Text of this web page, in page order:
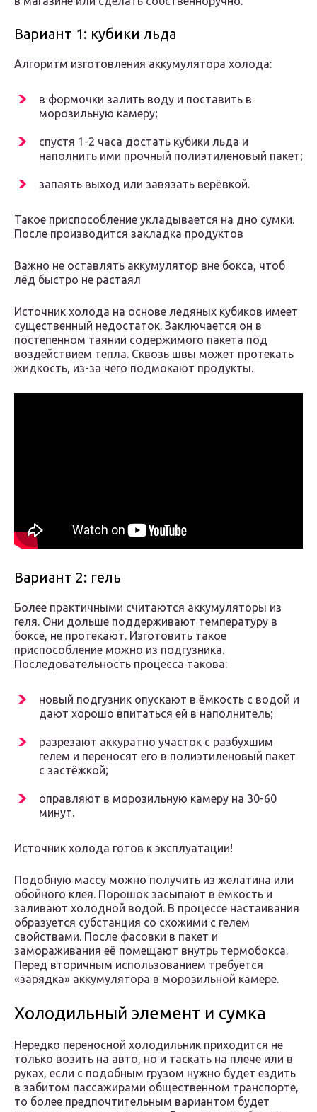
Вариант 1: кубики льда
Алгоритм изготовления аккумулятора холода:
в формочки залить воду и поставить в
морозильную камеру;
спустя 1-2 часа достать кубики льда и
наполнить ими прочный полиэтиленовый пакет;
запаять выход или завязать верёвкой.
Такое приспособление укладывается на дно сумки.
После производится закладка продуктов
Важно не оставлять аккумулятор вне бокса, чтоб
лёд быстро не растаял
Источник холода на основе ледяных кубиков имеет
существенный недостаток. Заключается он в
постепенном таянии содержимого пакета под
воздействием тепла. Сквозь швы может протекать
жидкость, из-за чего подмокают продукты.
Вариант 2: гель
Более практичными считаются аккумуляторы из
геля. Они дольше поддерживают температуру в
боксе, не протекают. Изготовить такое
приспособление можно из подгузника.
Последовательность процесса такова:
новый подгузник опускают в ёмкость с водой и
дают хорошо впитаться ей в наполнитель;
разрезают аккуратно участок с разбухшим
гелем и переносят его в полиэтиленовый пакет
с застёжкой;
оправляют в морозильную камеру на 30-60
минут.
Источник холода готов к эксплуатации!
Подобную массу можно получить из желатина или
обойного клея. Порошок засыпают в ёмкость и
заливают холодной водой. В процессе настаивания
образуется субстанция со схожими с гелем
свойствами. После фасовки в пакет и
замораживания её помещают внутрь термобокса.
Перед вторичным использованием требуется
«зарядка» аккумулятора в морозильной камере.
Холодильный элемент и сумка
Нередко переносной холодильник приходится не
только возить на авто, но и таскать на плече или в
руках, если с подобным грузом нужно будет ездить
в забитом пассажирами общественном транспорте,
то более предпочтительным вариантом будет